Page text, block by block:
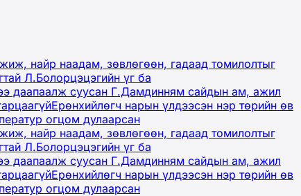
найр наадам, зөвлөгөөн, гадаад томилолтыг
Л.Болорцэцэгийн үг ба
даапаалж суусан Г.Дамдинням сайдын ам, ажил
Ерөнхийлөгч нарын үлдээсэн нэр төрийн өв
огцом дулаарсан
найр наадам, зөвлөгөөн, гадаад томилолтыг
Л.Болорцэцэгийн үг ба
даапаалж суусан Г.Дамдинням сайдын ам, ажил
Ерөнхийлөгч нарын үлдээсэн нэр төрийн өв
огцом дулаарсан